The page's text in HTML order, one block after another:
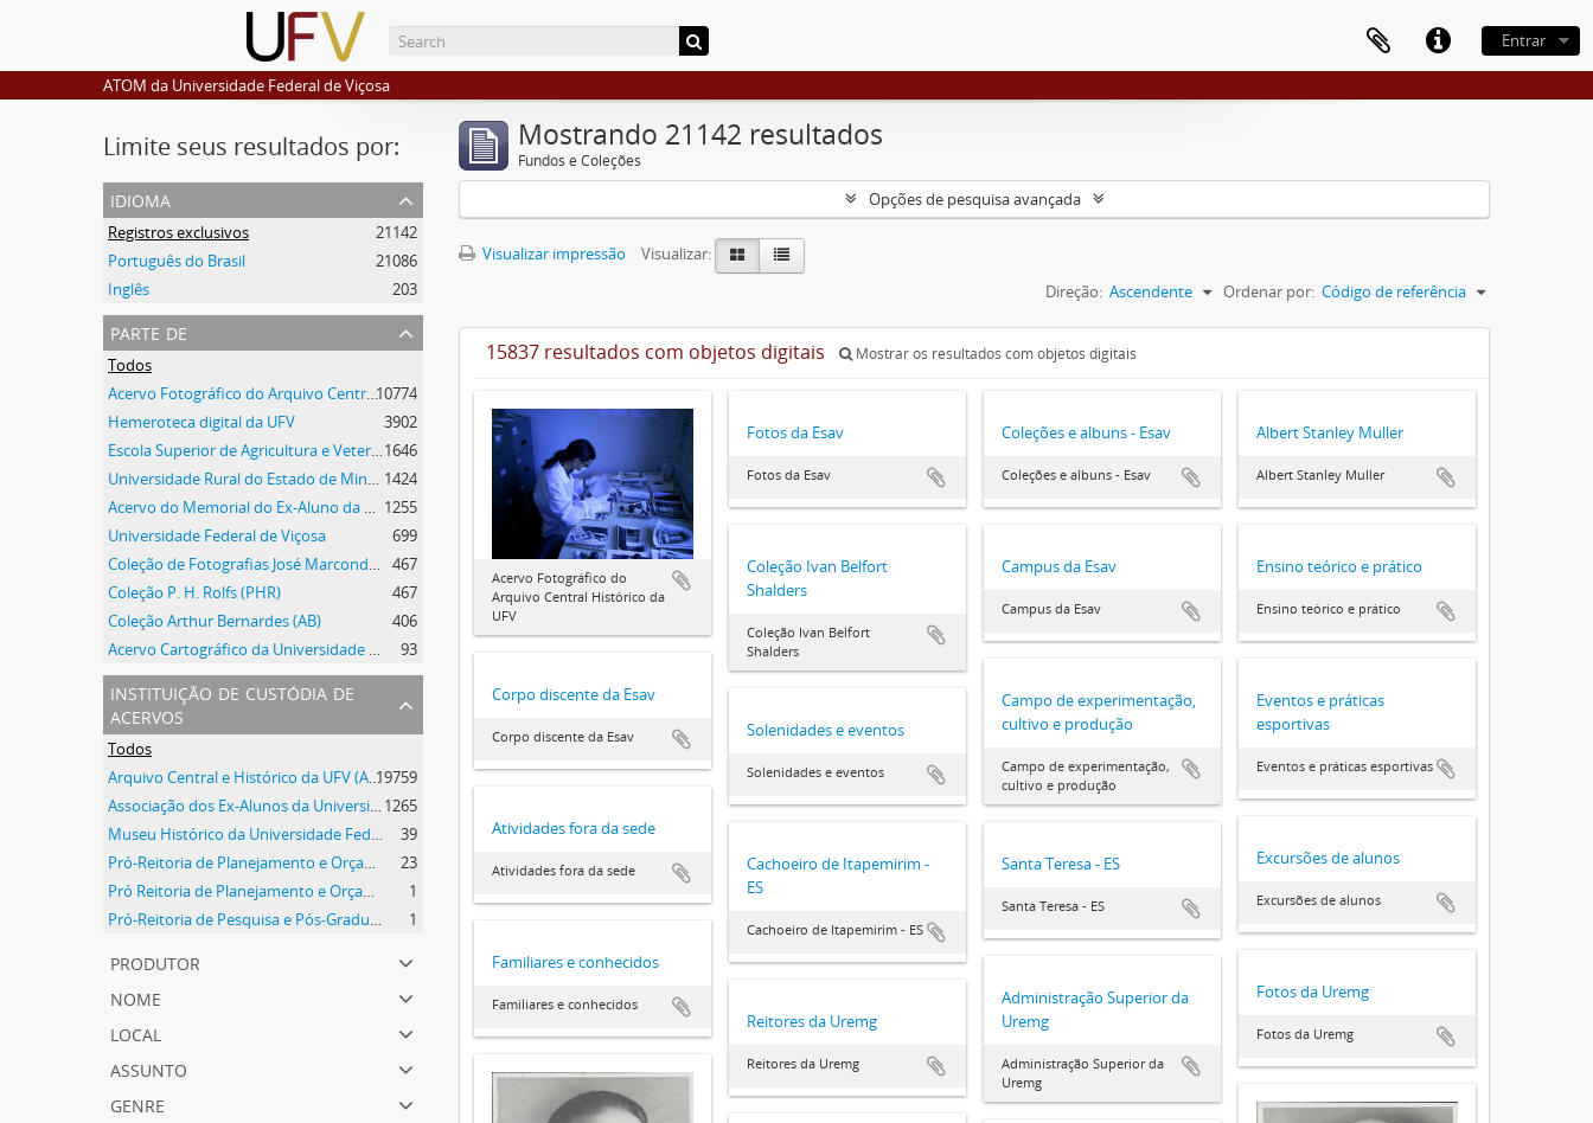
Entrar
ATOM da Universidade Federal de Viçosa
Limite seus resultados por:
idioma
Registros exclusivos
21142
Português do Brasil
21086
Inglês
203
parte de
Todos
Acervo Fotográfico do Arquivo Central Histórico da UFV10774
Hemeroteca digital da UFV
3902
Escola Superior de Agricultura e Veterinária (ESAV)1646
Universidade Rural do Estado de Minas Gerais 1424
Acervo do Memorial do Ex-Aluno da UFV 1255
Universidade Federal de Viçosa
699
Coleção de Fotografias José Marcondes Borges
467
Coleção P. H. Rolfs (PHR)
467
Coleção Arthur Bernardes (AB)
406
Acervo Cartográfico da Universidade Federal de Viçosa
93
instituição de custódia de
acervos
Todos
Arquivo Central e Histórico da UFV (ACH-UFV)19759
Associação dos Ex-Alunos da Universidade Federal de Viçosa (AEA) 1265
Museu Histórico da Universidade Federal de Viçosa
39
Pró-Reitoria de Planejamento e Orçamento
23
Pró Reitoria de Planejamento e Orçamento
1
Pró-Reitoria de Pesquisa e Pós-Graduação
1
produtor
nome
local
assunto
genre
Mostrando 21142 resultados
Fundos e Coleções
Opções de pesquisa avançada
Visualizar impressão
Visualizar:
Ordenar por: Código de referência
Direção: Ascendente
15837 resultados com objetos digitais Mostrar os resultados com objetos digitais
Acervo Fotográfico do
Arquivo Central Histórico da
UFV
Fotos da Esav
Fotos da Esav
Coleções e albuns - Esav
Coleções e albuns - Esav
Albert Stanley Muller
Albert Stanley Muller
Coleção Ivan Belfort
Shalders
Coleção Ivan Belfort
Shalders
Campus da Esav
Campus da Esav
Ensino teórico e prático
Ensino teórico e prático
Corpo discente da Esav
Corpo discente da Esav
Campo de experimentação,
cultivo e produção
Campo de experimentação,
cultivo e produção
Eventos e práticas
esportivas
Eventos e práticas esportivas
Solenidades e eventos
Solenidades e eventos
Atividades fora da sede
Atividades fora da sede
Excursões de alunos
Excursões de alunos
Cachoeiro de Itapemirim -
ES
Cachoeiro de Itapemirim - ES
Santa Teresa - ES
Santa Teresa - ES
Familiares e conhecidos
Familiares e conhecidos
Fotos da Uremg
Fotos da Uremg
Administração Superior da
Uremg
Administração Superior da
Uremg
Reitores da Uremg
Reitores da Uremg